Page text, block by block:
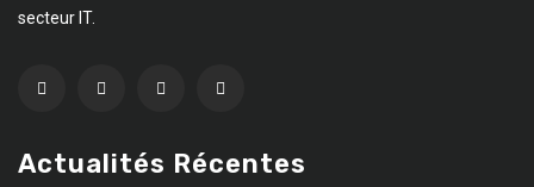
secteur IT.
Actualités Récentes